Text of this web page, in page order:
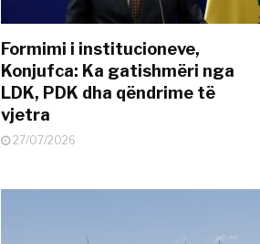
Formimi i institucioneve,
Konjufca: Ka gatishmëri nga
LDK, PDK dha qëndrime të
vjetra
27/07/2026